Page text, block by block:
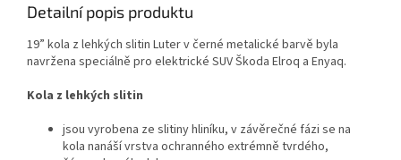
Detailní popis produktu
19” kola z lehkých slitin Luter v černé metalické barvě byla
navržena speciálně pro elektrické SUV Škoda Elroq a Enyaq.
Kola z lehkých slitin
jsou vyrobena ze slitiny hliníku, v závěrečné fázi se na
kola nanáší vrstva ochranného extrémně tvrdého,